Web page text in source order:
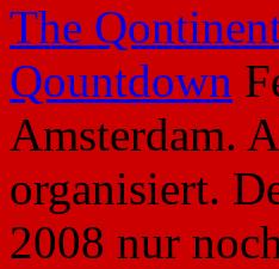
The
Qountdown
Amsterdam.
organisiert.
2008 nur